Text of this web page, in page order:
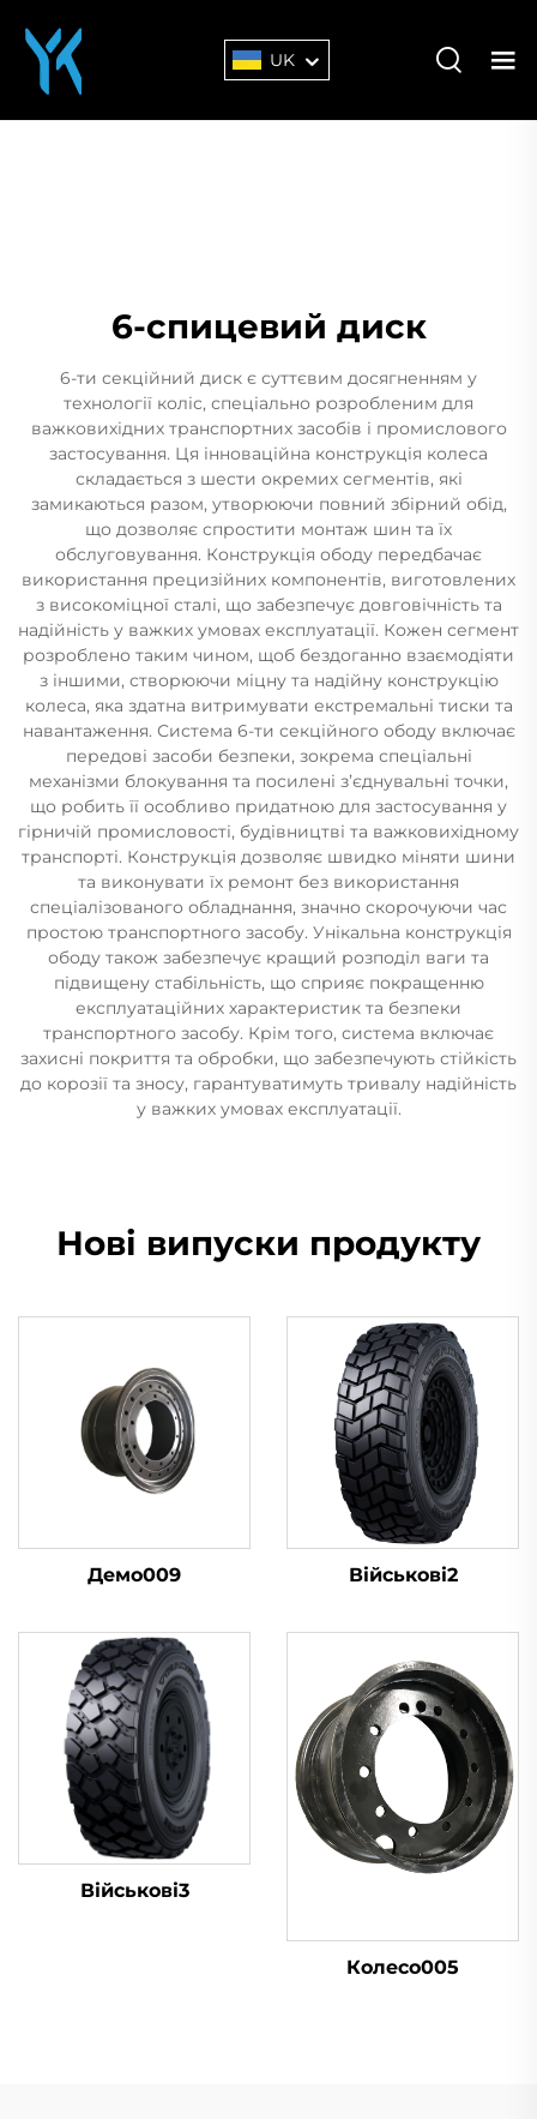
UK
6-спицевий диск
6-ти секційний диск є суттєвим досягненням у
технології коліс, спеціально розробленим для
важковихідних транспортних засобів і промислового
застосування. Ця інноваційна конструкція колеса
складається з шести окремих сегментів, які
замикаються разом, утворюючи повний збірний обід,
що дозволяє спростити монтаж шин та їх
обслуговування. Конструкція ободу передбачає
використання прецизійних компонентів, виготовлених
з високоміцної сталі, що забезпечує довговічність та
надійність у важких умовах експлуатації. Кожен сегмент
розроблено таким чином, щоб бездоганно взаємодіяти
з іншими, створюючи міцну та надійну конструкцію
колеса, яка здатна витримувати екстремальні тиски та
навантаження. Система 6-ти секційного ободу включає
передові засоби безпеки, зокрема спеціальні
механізми блокування та посилені з’єднувальні точки,
що робить її особливо придатною для застосування у
гірничій промисловості, будівництві та важковихідному
транспорті. Конструкція дозволяє швидко міняти шини
та виконувати їх ремонт без використання
спеціалізованого обладнання, значно скорочуючи час
простою транспортного засобу. Унікальна конструкція
ободу також забезпечує кращий розподіл ваги та
підвищену стабільність, що сприяє покращенню
експлуатаційних характеристик та безпеки
транспортного засобу. Крім того, система включає
захисні покриття та обробки, що забезпечують стійкість
до корозії та зносу, гарантуватимуть тривалу надійність
у важких умовах експлуатації.
Нові випуски продукту
Демо009 Військові2
Військові3
Колесо005